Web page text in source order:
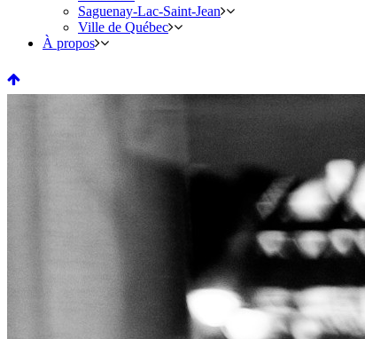
Saguenay-Lac-Saint-Jean
Ville de Québec
À propos